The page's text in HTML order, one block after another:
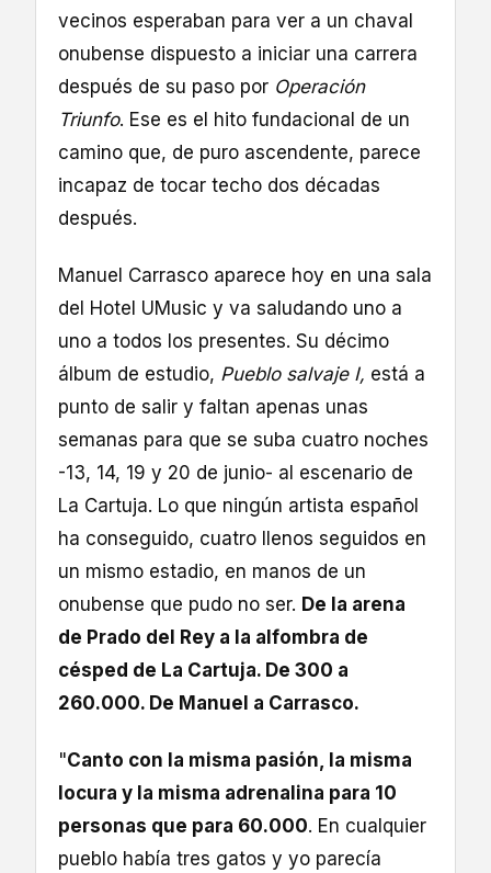
vecinos esperaban para ver a un chaval
onubense dispuesto a iniciar una carrera
después de su paso por Operación
Triunfo. Ese es el hito fundacional de un
camino que, de puro ascendente, parece
incapaz de tocar techo dos décadas
después.
Manuel Carrasco aparece hoy en una sala
del Hotel UMusic y va saludando uno a
uno a todos los presentes. Su décimo
álbum de estudio, Pueblo salvaje I, está a
punto de salir y faltan apenas unas
semanas para que se suba cuatro noches
-13, 14, 19 y 20 de junio- al escenario de
La Cartuja. Lo que ningún artista español
ha conseguido, cuatro llenos seguidos en
un mismo estadio, en manos de un
onubense que pudo no ser. De la arena
de Prado del Rey a la alfombra de
césped de La Cartuja. De 300 a
260.000. De Manuel a Carrasco.
"Canto con la misma pasión, la misma
locura y la misma adrenalina para 10
personas que para 60.000. En cualquier
pueblo había tres gatos y yo parecía